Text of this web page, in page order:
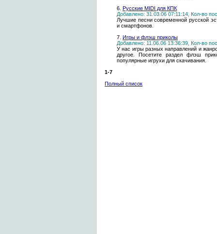
6. Русские MIDI для КПК
Добавлено: 31.03.06 07:11:14, Кол-во
Лучшие песни современной русской
и смартфонов.
7. Игры и флэш приколы
Добавлено: 11.06.06 13:36:39, Кол-во
У нас игры разных направлений и
другое. Посетите раздел флэш
популярные игрухи для скачивания.
1-7
Полный список